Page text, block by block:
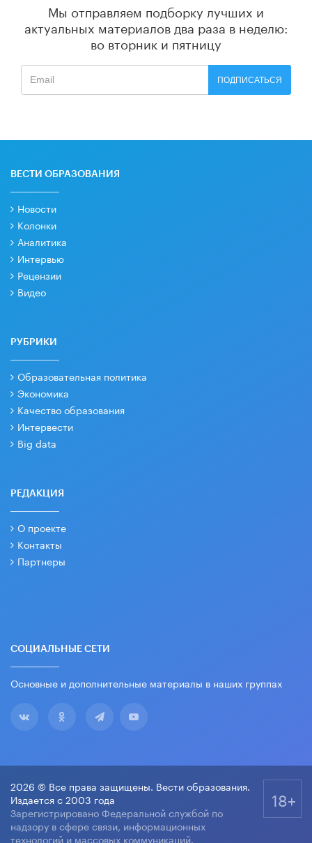
Мы отправляем подборку лучших и
актуальных материалов два раза в неделю:
во вторник и пятницу
ПОДПИСАТЬСЯ
ВЕСТИ ОБРАЗОВАНИЯ
Новости
Колонки
Аналитика
Интервью
Рецензии
Видео
РУБРИКИ
Образовательная политика
Экономика
Качество образования
Интервести
Big data
РЕДАКЦИЯ
О проекте
Контакты
Партнеры
СОЦИАЛЬНЫЕ СЕТИ
Основные и дополнительные материалы в наших группах
2026 © Все права защищены. Вести образования.
Издается с 2003 года
Зарегистрировано Федеральной службой по
надзору в сфере связи, информационных
технологий и массовых коммуникаций.
18+